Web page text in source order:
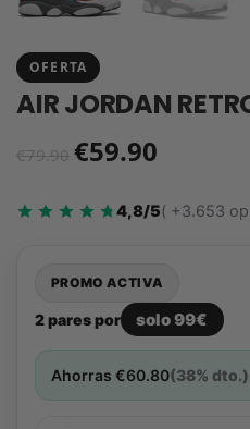
OFERTA
AIR JORDAN
€79.90 €59.90
4,8/5( +3.653
PROMO ACTIVA
2 pares por solo 99€
Ahorras €60.80(38% dto.)